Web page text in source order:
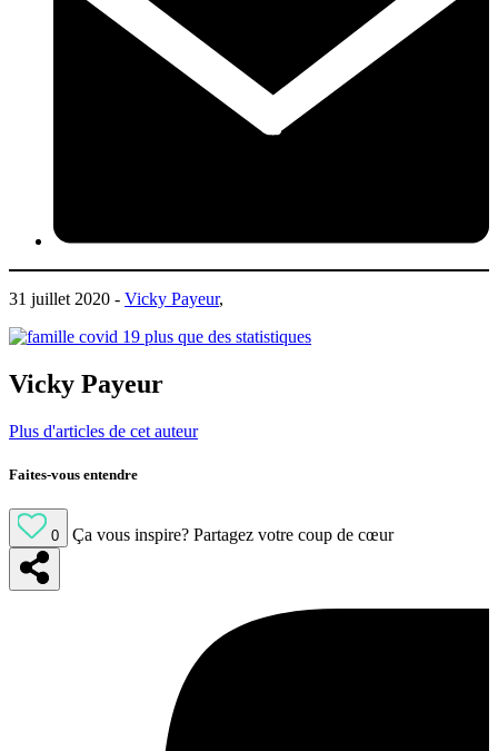
31 juillet 2020 - Vicky Payeur,
Vicky Payeur
Plus d'articles de cet auteur
Faites-vous entendre
0 Ça vous inspire? Partagez votre coup de cœur